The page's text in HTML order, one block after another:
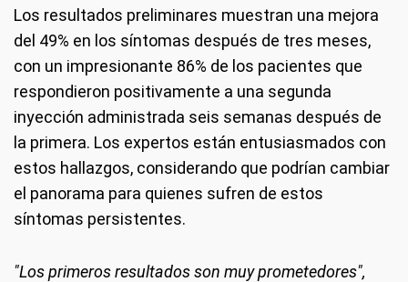
Los resultados preliminares muestran una mejora
del 49% en los síntomas después de tres meses,
con un impresionante 86% de los pacientes que
respondieron positivamente a una segunda
inyección administrada seis semanas después de
la primera. Los expertos están entusiasmados con
estos hallazgos, considerando que podrían cambiar
el panorama para quienes sufren de estos
síntomas persistentes.
"Los primeros resultados son muy prometedores",